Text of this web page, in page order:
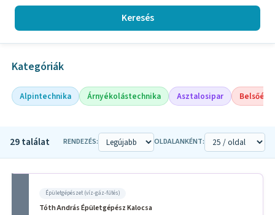
Keresés
Kategóriák
Alpintechnika Árnyékolástechnika Asztalosipar
29 találat RENDEZÉS: OLDALANKÉNT:
Épületgépészet (víz-gáz-fűtés)
Tóth András Épületgépész Kalocsa